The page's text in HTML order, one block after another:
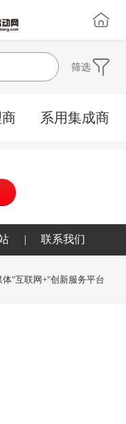
筛选
系用集成商
| 联系我们
"互联网+"创新服务平台